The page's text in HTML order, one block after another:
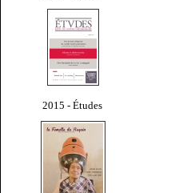
2015 - Études